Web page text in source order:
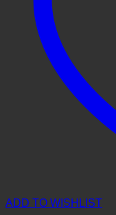
ADD TO WISHLIST